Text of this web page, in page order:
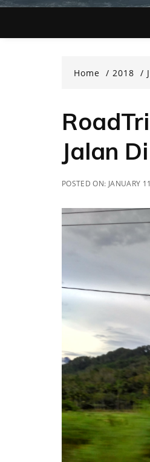
Home 2018
Jalan
POSTED ON: JANUARY